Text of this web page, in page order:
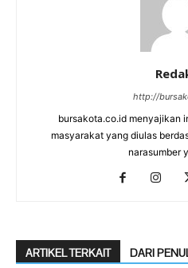
http://
bursakota.co.id menyajikan
masyarakat yang diulas
narasumber
ARTIKEL TERKAIT DARI